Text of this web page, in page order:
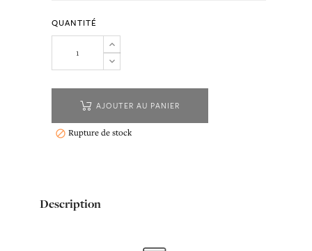
QUANTITÉ
AJOUTER AU PANIER
 Rupture de stock
Description